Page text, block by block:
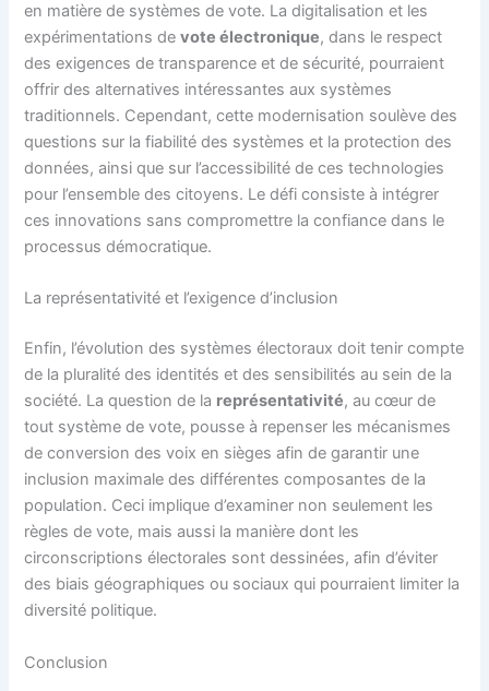
en matière de systèmes de vote. La digitalisation et les
expérimentations devote électronique, dans le respect
des exigences de transparence et de sécurité, pourraient
offrir des alternatives intéressantes aux systèmes
traditionnels. Cependant, cette modernisation soulève des
questions sur la fiabilité des systèmes et la protection des
données, ainsi que sur l’accessibilité de ces technologies
pour l’ensemble des citoyens. Le défi consiste à intégrer
ces innovations sans compromettre la confiance dans le
processus démocratique.
La représentativité et l’exigence d’inclusion
Enfin, l’évolution des systèmes électoraux doit tenir compte
de la pluralité des identités et des sensibilités au sein de la
société. La question de la représentativité, au cœur de
tout système de vote, pousse à repenser les mécanismes
de conversion des voix en sièges afin de garantir une
inclusion maximale des différentes composantes de la
population. Ceci implique d’examiner non seulement les
règles de vote, mais aussi la manière dont les
circonscriptions électorales sont dessinées, afin d’éviter
des biais géographiques ou sociaux qui pourraient limiter la
diversité politique.
Conclusion